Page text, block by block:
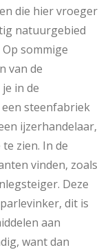
die hier vroeger
natuurgebied
sommige
van de
in de
steenfabriek
ijzerhandelaar,
zien. In de
vinden, zoals
Deze
dit is
aan
want dan